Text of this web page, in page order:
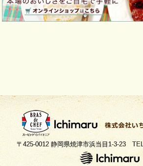
〒425-0012 静岡県焼津市浜当目1-3-23 TEL.